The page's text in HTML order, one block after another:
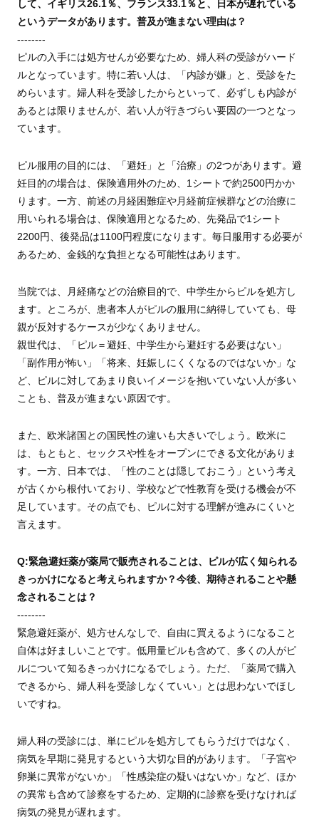
して、イギリス26.1％、フランス33.1％と、日本が遅れている
というデータがあります。普及が進まない理由は？
--------
ピルの入手には処方せんが必要なため、婦人科の受診がハード
ルとなっています。特に若い人は、「内診が嫌」と、受診をた
めらいます。婦人科を受診したからといって、必ずしも内診が
あるとは限りませんが、若い人が行きづらい要因の一つとなっ
ています。
ピル服用の目的には、「避妊」と「治療」の2つがあります。避
妊目的の場合は、保険適用外のため、1シートで約2500円かか
ります。一方、前述の月経困難症や月経前症候群などの治療に
用いられる場合は、保険適用となるため、先発品で1シート
2200円、後発品は1100円程度になります。毎日服用する必要が
あるため、金銭的な負担となる可能性はあります。
当院では、月経痛などの治療目的で、中学生からピルを処方し
ます。ところが、患者本人がピルの服用に納得していても、母
親が反対するケースが少なくありません。
親世代は、「ピル＝避妊、中学生から避妊する必要はない」
「副作用が怖い」「将来、妊娠しにくくなるのではないか」な
ど、ピルに対してあまり良いイメージを抱いていない人が多い
ことも、普及が進まない原因です。
また、欧米諸国との国民性の違いも大きいでしょう。欧米に
は、もともと、セックスや性をオープンにできる文化がありま
す。一方、日本では、「性のことは隠しておこう」という考え
が古くから根付いており、学校などで性教育を受ける機会が不
足しています。その点でも、ピルに対する理解が進みにくいと
言えます。
Q:緊急避妊薬が薬局で販売されることは、ピルが広く知られる
きっかけになると考えられますか？今後、期待されることや懸
念されることは？
--------
緊急避妊薬が、処方せんなしで、自由に買えるようになること
自体は好ましいことです。低用量ピルも含めて、多くの人がピ
ルについて知るきっかけになるでしょう。ただ、「薬局で購入
できるから、婦人科を受診しなくていい」とは思わないでほし
いですね。
婦人科の受診には、単にピルを処方してもらうだけではなく、
病気を早期に発見するという大切な目的があります。「子宮や
卵巣に異常がないか」「性感染症の疑いはないか」など、ほか
の異常も含めて診察をするため、定期的に診察を受けなければ
病気の発見が遅れます。